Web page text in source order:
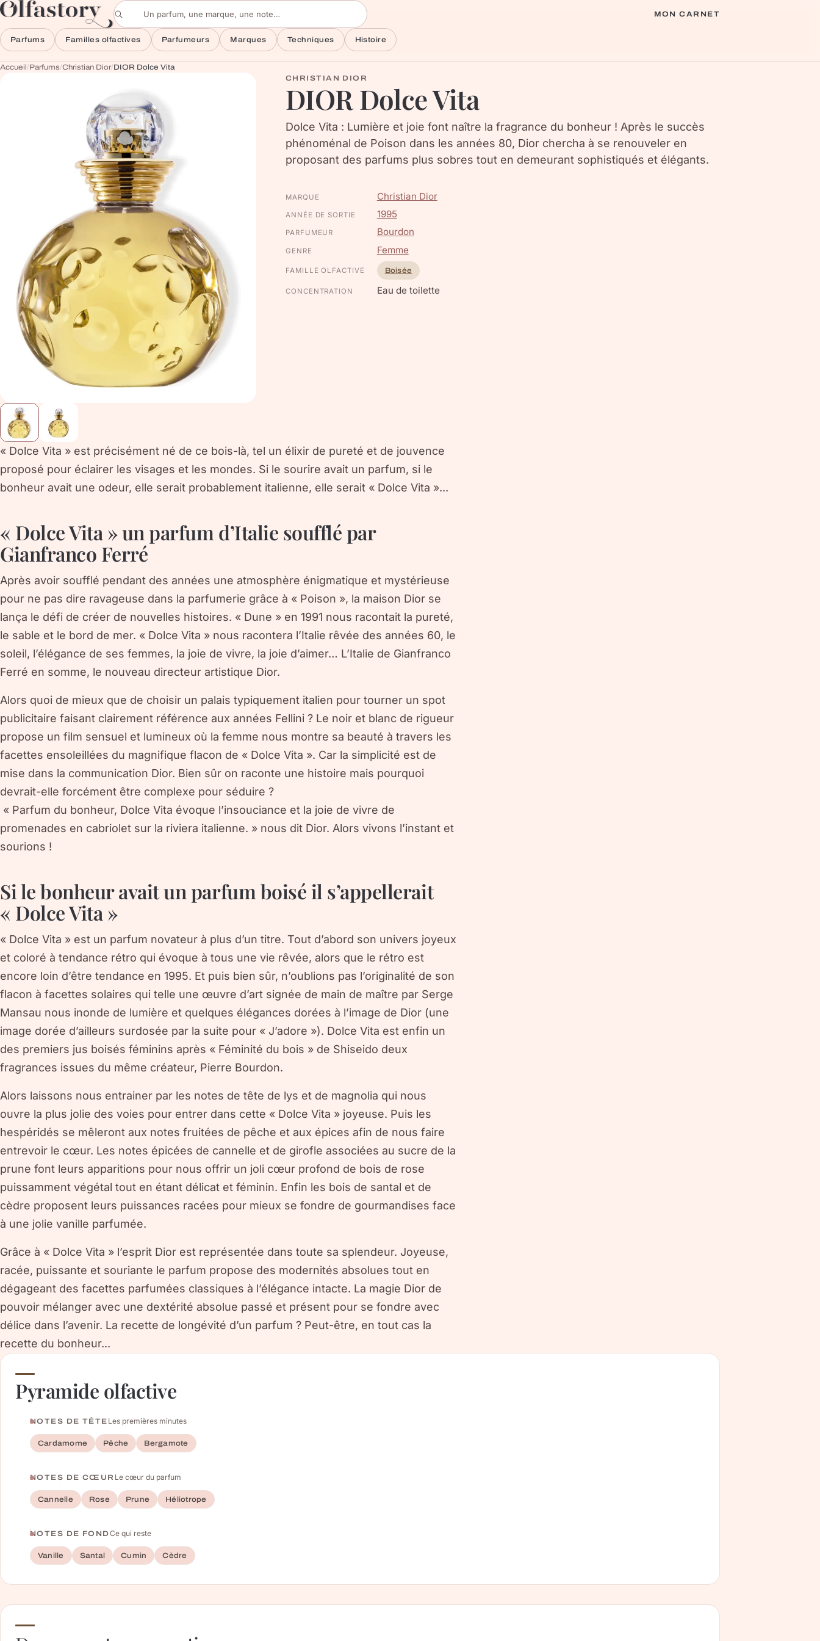
Aller au contenu
Rechercher un parfum
MON CARNET
Parfums Familles olfactives Parfumeurs Marques Techniques Histoire
Accueil/Parfums/Christian Dior/DIOR Dolce Vita
CHRISTIAN DIOR
DIOR Dolce Vita
Dolce Vita : Lumière et joie font naître la fragrance du bonheur ! Après le succès
phénoménal de Poison dans les années 80, Dior chercha à se renouveler en
proposant des parfums plus sobres tout en demeurant sophistiqués et élégants.
MARQUE Christian Dior
ANNÉE DE SORTIE 1995
PARFUMEUR Bourdon
GENRE Femme
FAMILLE OLFACTIVE Boisée
CONCENTRATION Eau de toilette
« Dolce Vita » est précisément né de ce bois-là, tel un élixir de pureté et de jouvence
proposé pour éclairer les visages et les mondes. Si le sourire avait un parfum, si le
bonheur avait une odeur, elle serait probablement italienne, elle serait « Dolce Vita »...
« Dolce Vita » un parfum d’Italie soufflé par
Gianfranco Ferré
Après avoir soufflé pendant des années une atmosphère énigmatique et mystérieuse
pour ne pas dire ravageuse dans la parfumerie grâce à « Poison », la maison Dior se
lança le défi de créer de nouvelles histoires. « Dune » en 1991 nous racontait la pureté,
le sable et le bord de mer. « Dolce Vita » nous racontera l’Italie rêvée des années 60, le
soleil, l’élégance de ses femmes, la joie de vivre, la joie d’aimer… L’Italie de Gianfranco
Ferré en somme, le nouveau directeur artistique Dior.
Alors quoi de mieux que de choisir un palais typiquement italien pour tourner un spot
publicitaire faisant clairement référence aux années Fellini ? Le noir et blanc de rigueur
propose un film sensuel et lumineux où la femme nous montre sa beauté à travers les
facettes ensoleillées du magnifique flacon de « Dolce Vita ». Car la simplicité est de
mise dans la communication Dior. Bien sûr on raconte une histoire mais pourquoi
devrait-elle forcément être complexe pour séduire ?
« Parfum du bonheur, Dolce Vita évoque l’insouciance et la joie de vivre de
promenades en cabriolet sur la riviera italienne. » nous dit Dior. Alors vivons l’instant et
sourions !
Si le bonheur avait un parfum boisé il s’appellerait
« Dolce Vita »
« Dolce Vita » est un parfum novateur à plus d’un titre. Tout d’abord son univers joyeux
et coloré à tendance rétro qui évoque à tous une vie rêvée, alors que le rétro est
encore loin d’être tendance en 1995. Et puis bien sûr, n’oublions pas l’originalité de son
flacon à facettes solaires qui telle une œuvre d’art signée de main de maître par Serge
Mansau nous inonde de lumière et quelques élégances dorées à l’image de Dior (une
image dorée d’ailleurs surdosée par la suite pour « J’adore »). Dolce Vita est enfin un
des premiers jus boisés féminins après « Féminité du bois » de Shiseido deux
fragrances issues du même créateur, Pierre Bourdon.
Alors laissons nous entrainer par les notes de tête de lys et de magnolia qui nous
ouvre la plus jolie des voies pour entrer dans cette « Dolce Vita » joyeuse. Puis les
hespéridés se mêleront aux notes fruitées de pêche et aux épices afin de nous faire
entrevoir le cœur. Les notes épicées de cannelle et de girofle associées au sucre de la
prune font leurs apparitions pour nous offrir un joli cœur profond de bois de rose
puissamment végétal tout en étant délicat et féminin. Enfin les bois de santal et de
cèdre proposent leurs puissances racées pour mieux se fondre de gourmandises face
à une jolie vanille parfumée.
Grâce à « Dolce Vita » l’esprit Dior est représentée dans toute sa splendeur. Joyeuse,
racée, puissante et souriante le parfum propose des modernités absolues tout en
dégageant des facettes parfumées classiques à l’élégance intacte. La magie Dior de
pouvoir mélanger avec une dextérité absolue passé et présent pour se fondre avec
délice dans l’avenir. La recette de longévité d’un parfum ? Peut-être, en tout cas la
recette du bonheur...
Pyramide olfactive
NOTES DE TÊTE Les premières minutes
Cardamome Pêche Bergamote
NOTES DE CŒUR Le cœur du parfum
Cannelle Rose Prune Héliotrope
NOTES DE FONDCe qui reste
Vanille Santal Cumin Cèdre